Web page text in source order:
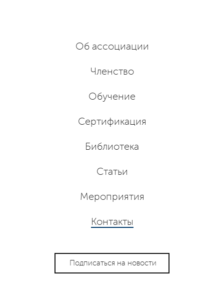
Об ассоциации
Членство
Обучение
Сертификация
Библиотека
Статьи
Мероприятия
Контакты
Подписаться на новости